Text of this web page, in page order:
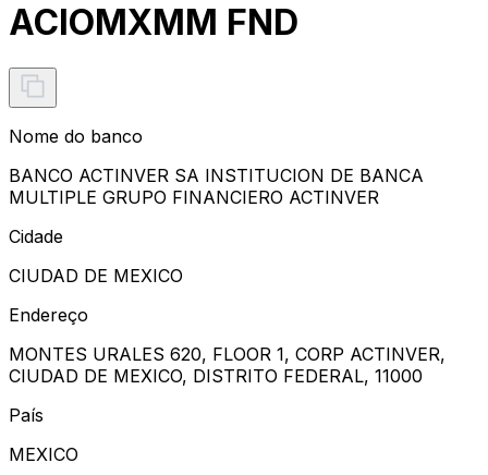
ACIOMXMM FND
Nome do banco
BANCO ACTINVER SA INSTITUCION DE BANCA
MULTIPLE GRUPO FINANCIERO ACTINVER
Cidade
CIUDAD DE MEXICO
Endereço
MONTES URALES 620, FLOOR 1, CORP ACTINVER,
CIUDAD DE MEXICO, DISTRITO FEDERAL, 11000
País
MEXICO